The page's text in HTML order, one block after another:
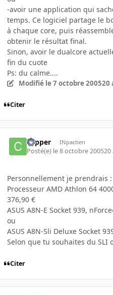
-avoir une application qui
temps. Ce logiciel partage le
à chaque core, puis
obtenir le résultat final.
Sinon, avoir le dualcore
fin du cuote
Ps: du calme....
Modifié le 7 octobre 200520
Citer
copper INpactien
Posté(e) le 8 octobre 200520
Personnellement je prendrais :
Processeur AMD Athlon 64
376,90 €
ASUS A8N-E Socket 939,
ou
ASUS A8N-Sli Deluxe Socket
Selon que tu souhaites du SLI
Citer